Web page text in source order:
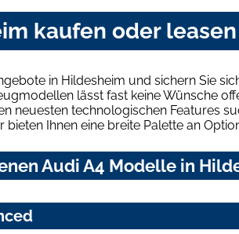
kaufen oder leasen
in Hildesheim und sichern Sie
lässt fast keine Wünsche
neuesten technologischen Features
Ihnen eine breite Palette an
Audi A4 Modelle in